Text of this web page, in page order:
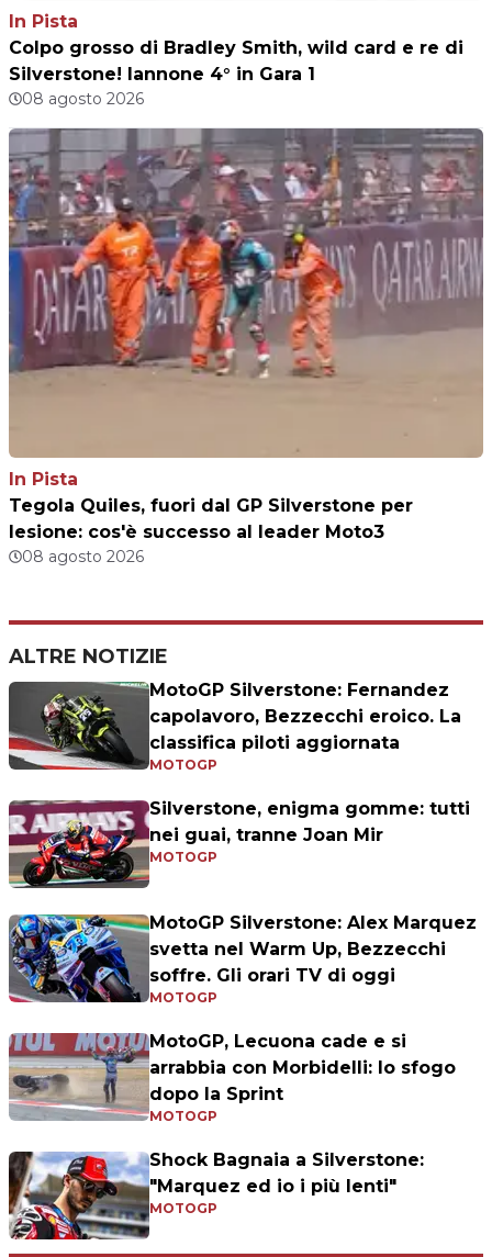
In Pista
Colpo grosso di Bradley Smith, wild card e re di
Silverstone! Iannone 4° in Gara 1
08 agosto 2026
In Pista
Tegola Quiles, fuori dal GP Silverstone per
lesione: cos'è successo al leader Moto3
08 agosto 2026
ALTRE NOTIZIE
MotoGP Silverstone: Fernandez
capolavoro, Bezzecchi eroico. La
classifica piloti aggiornata
MOTOGP
Silverstone, enigma gomme: tutti
nei guai, tranne Joan Mir
MOTOGP
MotoGP Silverstone: Alex Marquez
svetta nel Warm Up, Bezzecchi
soffre. Gli orari TV di oggi
MOTOGP
MotoGP, Lecuona cade e si
arrabbia con Morbidelli: lo sfogo
dopo la Sprint
MOTOGP
Shock Bagnaia a Silverstone:
"Marquez ed io i più lenti"
MOTOGP